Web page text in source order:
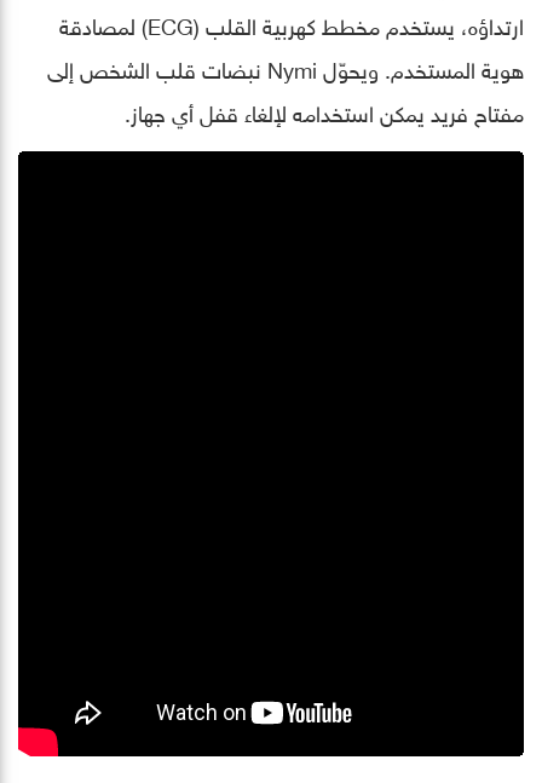
ارتداؤه، يستخدم مخطط كهربية القلب (ECG) لمصادقة
هوية المستخدم. ويحوّل Nymi نبضات قلب الشخص إلى
مفتاح فريد يمكن استخدامه لإلغاء قفل أي جهاز.